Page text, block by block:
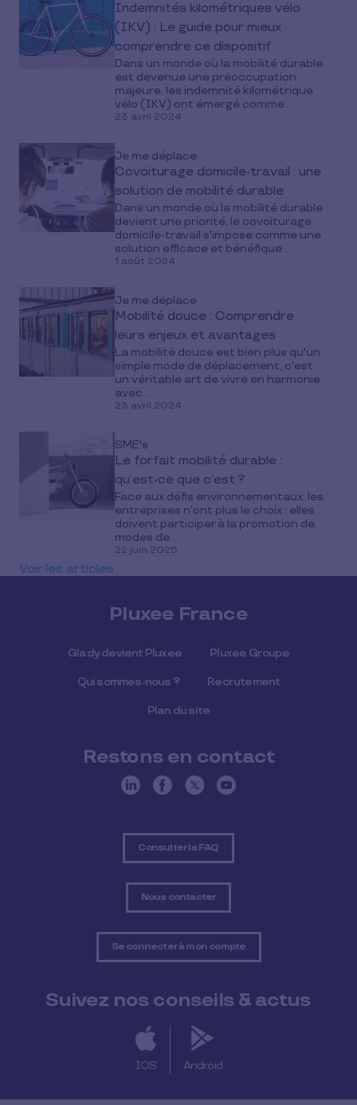
Indemnités kilométriques vélo
(IKV) : Le guide pour mieux
comprendre ce dispositif
Dans un monde où la mobilité durable
est devenue une préoccupation
majeure, les indemnité kilométrique
vélo (IKV) ont émergé comme...
23 avril 2024
Je me déplace
Covoiturage domicile-travail : une
solution de mobilité durable
Dans un monde où la mobilité durable
devient une priorité, le covoiturage
domicile-travail s'impose comme une
solution efficace et bénéfique...
1 août 2024
Je me déplace
Mobilité douce : Comprendre
leurs enjeux et avantages
La mobilité douce est bien plus qu'un
simple mode de déplacement, c'est
un véritable art de vivre en harmonie
avec...
23 avril 2024
SME's
Le forfait mobilité durable :
qu’est-ce que c’est ?
Face aux défis environnementaux, les
entreprises n’ont plus le choix : elles
doivent participer à la promotion de
modes de...
22 juin 2025
Voir les articles
Pluxee France
Glady devient Pluxee Pluxee Groupe
Qui sommes-nous ? Recrutement
Plan du site
Restons en contact
Consulter la FAQ
Nous contacter
Se connecter à mon compte
Suivez nos conseils & actus
IOS Android